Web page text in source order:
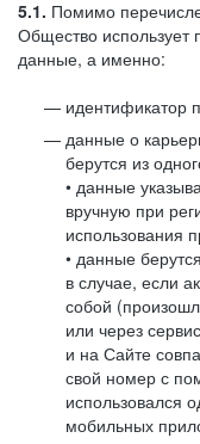
5.1. Помимо
Общество использует
данные, а именно:
идентификатор
данные о
берутся из
• данные
вручную при
использования
• данные
в случае, если
собой
или через
и на Сайте
свой номер с
использовался
мобильных